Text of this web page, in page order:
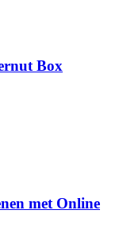
Box
met Online